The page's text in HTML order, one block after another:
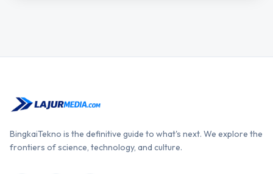
BingkaiTekno is the definitive guide to what's next. We explore the
frontiers of science, technology, and culture.